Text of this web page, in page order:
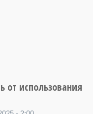
от использования